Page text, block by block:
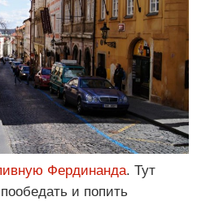
Фердинанда. Тут
и попить